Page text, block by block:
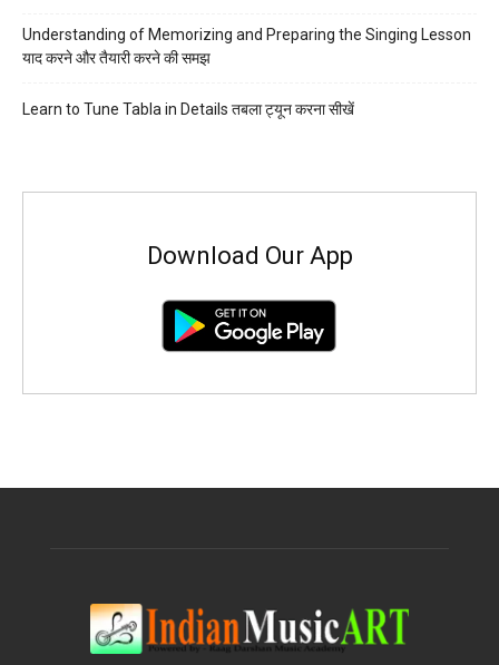
Understanding of Memorizing and Preparing the Singing Lesson
याद करने और तैयारी करने की समझ
Learn to Tune Tabla in Details तबला ट्यून करना सीखें
Download Our App